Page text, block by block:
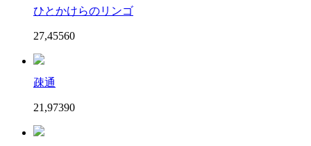
ひとかけらのリンゴ
27,45560
疎通
21,97390